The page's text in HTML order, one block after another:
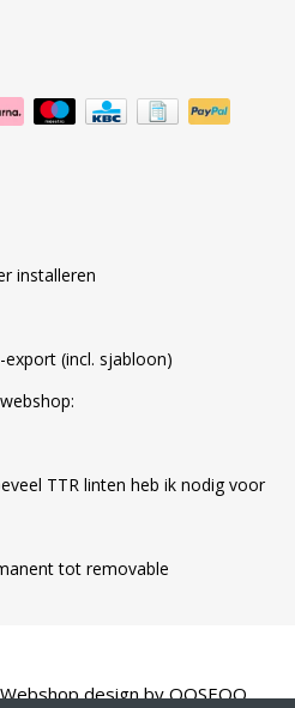
installeren
(incl. sjabloon)
TTR linten heb ik nodig voor
tot removable
design byOOSEOO